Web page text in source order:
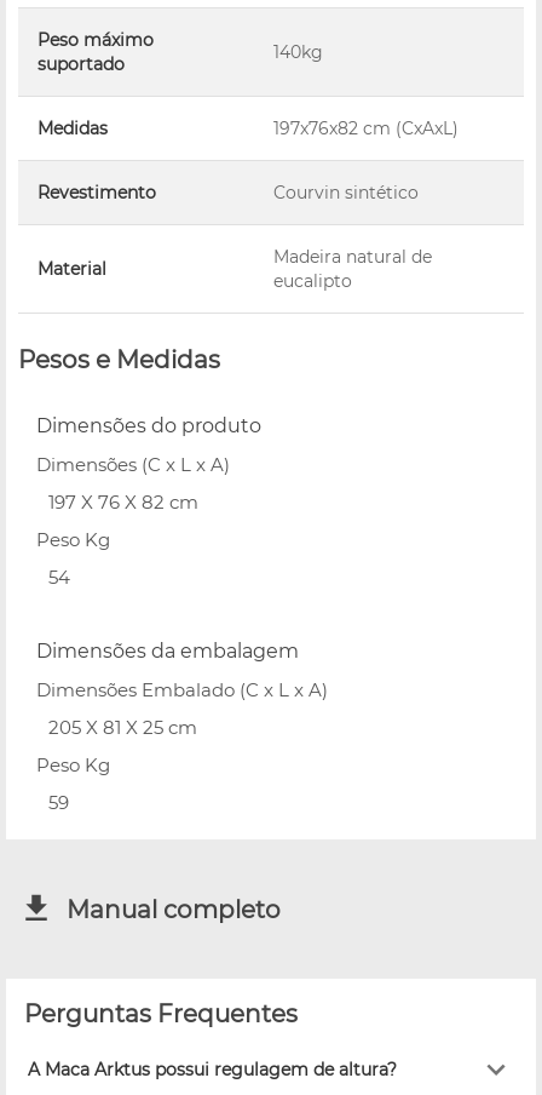
Peso máximo
suportado
140kg
Medidas 197x76x82 cm (CxAxL)
Revestimento Courvin sintético
Material
Madeira natural de
eucalipto
Pesos e Medidas
Dimensões do produto
Dimensões (C x L x A)
197 X 76 X 82 cm
Peso Kg
54
Dimensões da embalagem
Dimensões Embalado (C x L x A)
205 X 81 X 25 cm
Peso Kg
59
Manual completo
Perguntas Frequentes
A Maca Arktus possui regulagem de altura?